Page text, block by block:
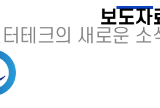
보도자
테크의 새로운 소